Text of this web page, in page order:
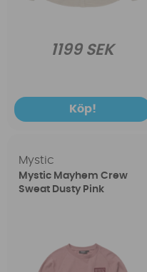
1199 SEK
Köp!
Mystic
Mystic Mayhem Crew
Sweat Dusty Pink